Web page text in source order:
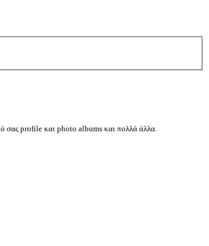
σας profile και photo albums και πολλά άλλα.